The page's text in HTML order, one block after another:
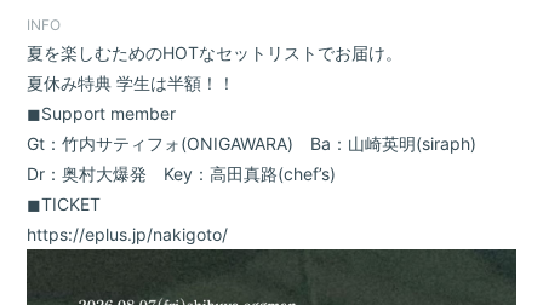
INFO
夏を楽しむためのHOTなセットリストでお届け。
夏休み特典 学生は半額！！
◼︎Support member
Gt：竹内サティフォ(ONIGAWARA) Ba：山崎英明(siraph)
Dr：奥村大爆発 Key：高田真路(chef’s)
◼︎TICKET
https://eplus.jp/nakigoto/